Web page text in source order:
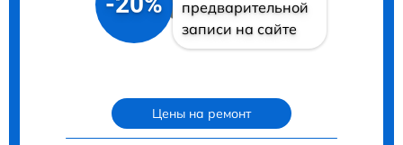
предварительной
записи на сайте
Цены на ремонт